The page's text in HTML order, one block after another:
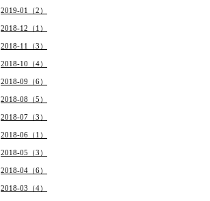
2019-01（2）
2018-12（1）
2018-11（3）
2018-10（4）
2018-09（6）
2018-08（5）
2018-07（3）
2018-06（1）
2018-05（3）
2018-04（6）
2018-03（4）